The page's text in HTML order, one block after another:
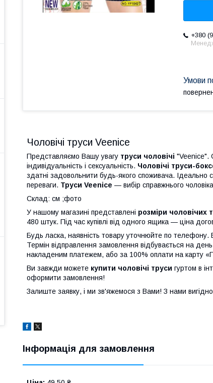
+380
Чоловічі труси Veenice
Представляємо Вашу увагу труси чоловічі "Veenice".
індивідуальність і сексуальність. Чоловічі труси-
здатні задовольнити будь-якого споживача. Ідеально
переваги. Труси Veenice — вибір справжнього
Склад: см ;фото
У нашому магазині представлені розміри чоловічих
480 штук. Під час купівлі від одного ящика — ціна
Будь ласка, наявність товару уточнюйте по
Термін відправлення замовлення відбувається на
накладеним платежем, або за 100% оплати на карту
Ви завжди можете купити чоловічі труси гуртом в
оформити замовлення!
Залиште заявку, і ми зв'яжемося з Вами! З нами
Інформація для замовлення